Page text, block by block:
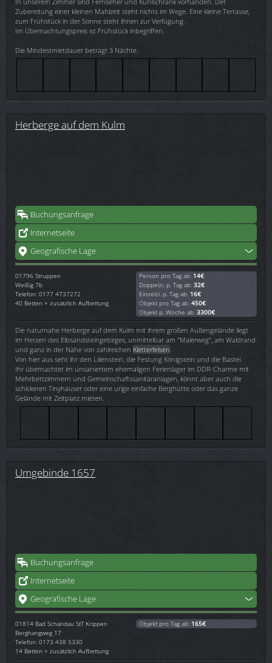
Zubereitung einer kleinen Mahlzeit steht nichts im Wege. Eine kleine Terrasse,
zum Frühstück in der Sonne steht ihnen zur Verfügung.
Im Übernachtungspreis ist Frühstück inbegriffen.
Die Mindestmietdauer beträgt 3 Nächte.
Herberge auf dem Kulm
Buchungsanfrage
Internetseite
Geografische Lage
01796 Struppen
Weißig 7b
Telefon: 0177 4737272
40 Betten + zusätzlich Aufbettung
Person pro Tag ab: 14€
Doppelzi. p. Tag ab: 32€
Einzelzi. p. Tag ab: 16€
Objekt pro Tag ab: 450€
Objekt p. Woche ab: 3300€
Die naturnahe Herberge auf dem Kulm mit ihrem großen Außengelände liegt
im Herzen des Elbsandsteingebirges, unmittelbar am "Malerweg", am Waldrand
und ganz in der Nähe von zahlreichen Kletterfelsen
Von hier aus seht ihr den Lilienstein, die Festung Königstein und die Bastei.
Ihr übernachtet im unsaniertem ehemaligen Ferienlager im DDR-Charme mit
Mehrbettzimmern und Gemeinschaftssanitäranlagen, könnt aber auch die
schickeren Tinyhäuser oder eine urige einfache Berghütte oder das ganze
Gelände mit Zeltplatz mieten.
Umgebinde 1657
Buchungsanfrage
Internetseite
Geografische Lage
01814 Bad Schandau StT Krippen
Berghangweg 17
Telefon: 0173 438 5330
14 Betten + zusätzlich Aufbettung
Objekt pro Tag ab: 165€